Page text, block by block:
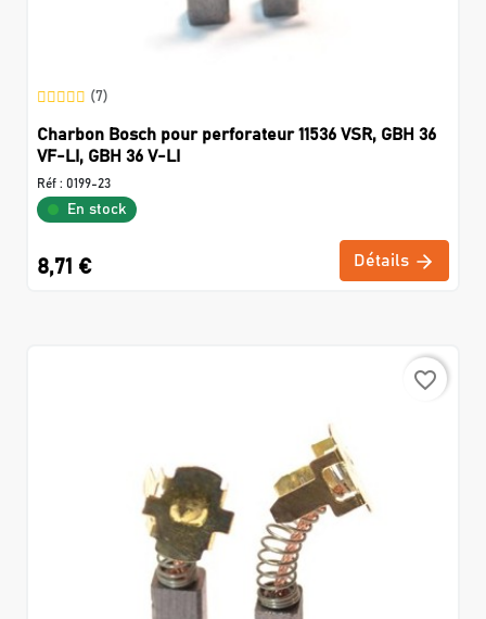
(7)
Charbon Bosch pour perforateur 11536 VSR, GBH 36
VF-LI, GBH 36 V-LI
Réf : 0199-23
En stock
8,71 € Détails
favorite_border